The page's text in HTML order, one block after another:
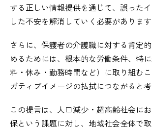
する正しい情報提供を通じて、誤った
した不安を解消していく必要があります
さらに、保護者の介護職に対する肯定
めるためには、根本的な労働条件、特
料・休み・勤務時間など）に取り組む
ガティブイメージの払拭につながると考
この提言は、人口減少・超高齢社会に
保という課題に対し、地域社会全体で